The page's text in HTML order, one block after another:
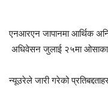
एनआरएन जापानमा आर्थिक
अधिवेसन जुलाई २५मा
न्यूउरेले जारी गरेको